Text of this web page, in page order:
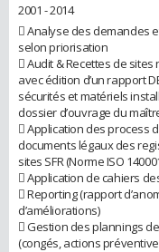
2001 - 2014
 Analyse des demandes
selon priorisation
 Audit & Recettes de
avec édition d’un rapport
sécurités et matériels
dossier d’ouvrage du
 Application des process
documents légaux des
sites SFR (Norme ISO
 Application de cahiers
 Reporting (rapport
d’améliorations)
 Gestion des plannings
(congés, actions